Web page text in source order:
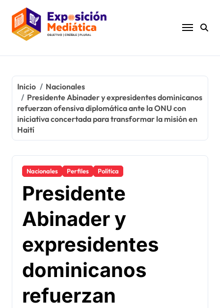
contenido
Inicio
Nacionales
Presidente Abinader y expresidentes dominicanos
refuerzan ofensiva diplomática ante la ONU con
iniciativa concertada para transformar la misión en
Haití
Nacionales Perfiles Política
Presidente
Abinader y
expresidentes
dominicanos
refuerzan